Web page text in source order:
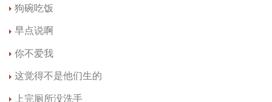
狗碗吃饭
早点说啊
你不爱我
这觉得不是他们生的